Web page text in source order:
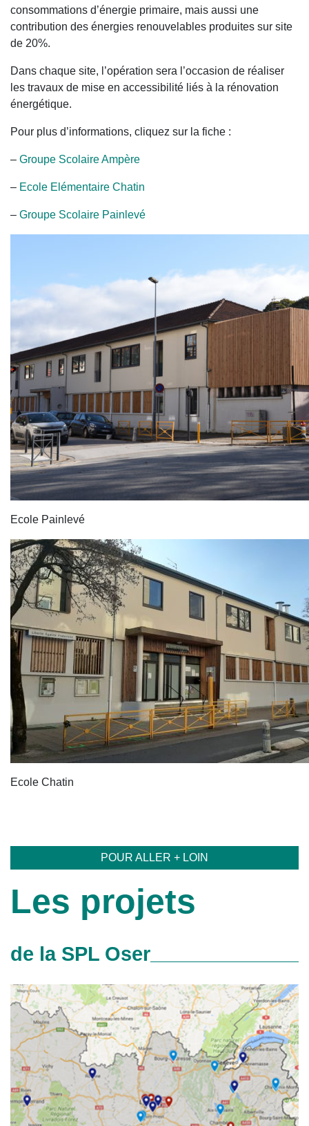
consommations d’énergie primaire, mais aussi une
contribution des énergies renouvelables produites sur site
de 20%.
Dans chaque site, l’opération sera l’occasion de réaliser
les travaux de mise en accessibilité liés à la rénovation
énergétique.
Pour plus d’informations, cliquez sur la fiche :
– Groupe Scolaire Ampère
– Ecole Elémentaire Chatin
– Groupe Scolaire Painlevé
Ecole Painlevé
Ecole Chatin
POUR ALLER + LOIN
Les projets
de la SPL Oser